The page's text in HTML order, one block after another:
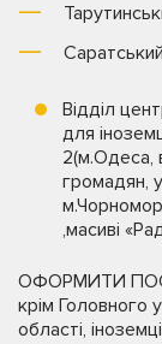
Відділ
для
2(м.Одеса,
громадян,
,масиві
ОФОРМИТИ
крім Головного
області,